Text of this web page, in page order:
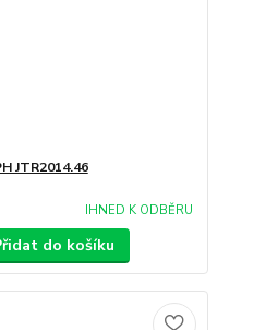
JTR2014.46
IHNED K ODBĚRU
do košíku